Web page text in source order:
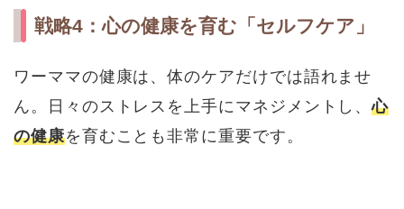
戦略4：心の健康を育む「セルフケア」
ワーママの健康は、体のケアだけでは語れませ
ん。日々のストレスを上手にマネジメントし、心
の健康を育むことも非常に重要です。